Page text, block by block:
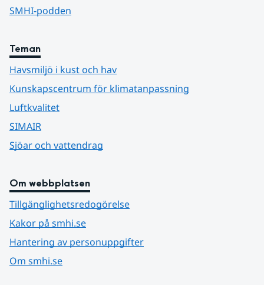
SMHI-podden
Teman
Havsmiljö i kust och hav
Kunskapscentrum för klimatanpassning
Luftkvalitet
SIMAIR
Sjöar och vattendrag
Om webbplatsen
Tillgänglighetsredogörelse
Kakor på smhi.se
Hantering av personuppgifter
Om smhi.se